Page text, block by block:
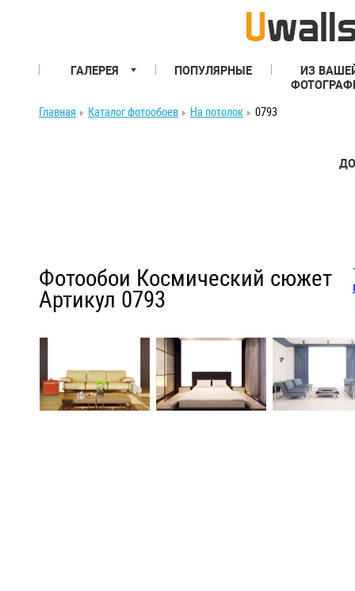
ГАЛЕРЕЯ ПОПУЛЯРНЫЕ
ИЗ
Главная
Каталог фотообоев На потолок 0793
Фотообои Космический сюжет
Артикул 0793